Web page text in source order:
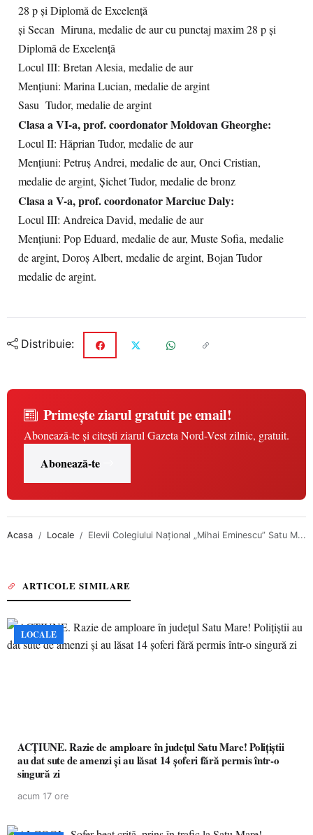
28 p și Diplomă de Excelență
și Secan Miruna, medalie de aur cu punctaj maxim 28 p și
Diplomă de Excelență
Locul III: Bretan Alesia, medalie de aur
Mențiuni: Marina Lucian, medalie de argint
Sasu Tudor, medalie de argint
Clasa a VI-a, prof. coordonator Moldovan Gheorghe:
Locul II: Hăprian Tudor, medalie de aur
Mențiuni: Petruș Andrei, medalie de aur, Onci Cristian,
medalie de argint, Șichet Tudor, medalie de bronz
Clasa a V-a, prof. coordonator Marciuc Daly:
Locul III: Andreica David, medalie de aur
Mențiuni: Pop Eduard, medalie de aur, Muste Sofia, medalie
de argint, Doroș Albert, medalie de argint, Bojan Tudor
medalie de argint.
Distribuie:
Primește ziarul gratuit pe email!
Abonează-te și citești ziarul Gazeta Nord-Vest zilnic, gratuit.
Abonează-te
Acasa Locale Elevii Colegiului Național „Mihai Eminescu” Satu M...
ARTICOLE SIMILARE
LOCALE
ACȚIUNE. Razie de amploare în județul Satu Mare! Polițiștii
au dat sute de amenzi și au lăsat 14 șoferi fără permis într-o
singură zi
acum 17 ore